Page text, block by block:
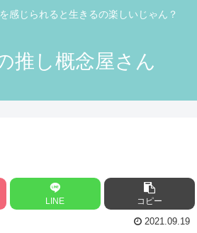
感じられると生きるの楽しいじゃん？
推し概念屋さん
LINE コピー
2021.09.19